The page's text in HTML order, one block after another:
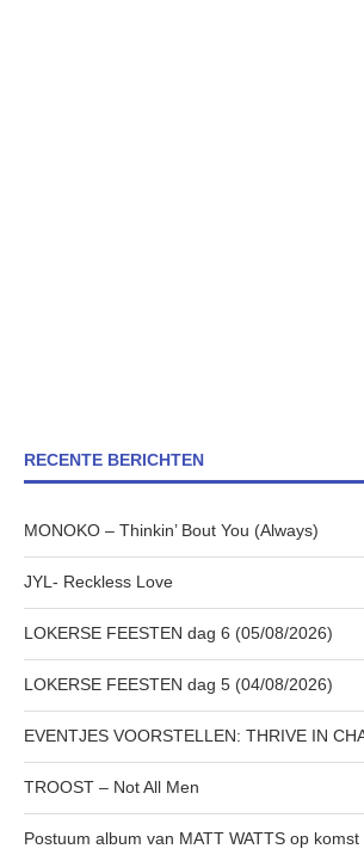
RECENTE BERICHTEN
MONOKO – Thinkin’ Bout You (Always)
JYL- Reckless Love
LOKERSE FEESTEN dag 6 (05/08/2026)
LOKERSE FEESTEN dag 5 (04/08/2026)
EVENTJES VOORSTELLEN: THRIVE IN
TROOST – Not All Men
Postuum album van MATT WATTS op komst